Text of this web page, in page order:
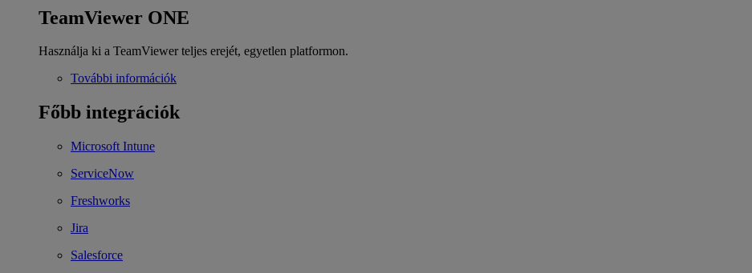
TeamViewer ONE
Használja ki a TeamViewer teljes erejét, egyetlen platformon.
További információk
Főbb integrációk
Microsoft Intune
ServiceNow
Freshworks
Jira
Salesforce